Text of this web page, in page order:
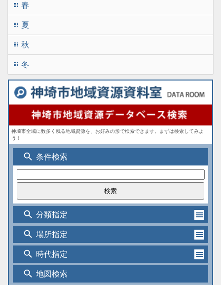
apps 春
apps 夏
apps 秋
apps 冬
神埼市全域に数多く残る地域資源を、お好みの形で検索できます。まずは検索してみよ
う！
search 条件検索
search 分類指定
search 場所指定
search 時代指定
search 地図検索